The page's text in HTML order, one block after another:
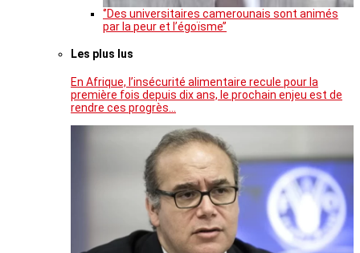
‘’Des universitaires camerounais sont animés
par la peur et l’égoïsme’’
Les plus lus
En Afrique, l’insécurité alimentaire recule pour la
première fois depuis dix ans, le prochain enjeu est de
rendre ces progrès…